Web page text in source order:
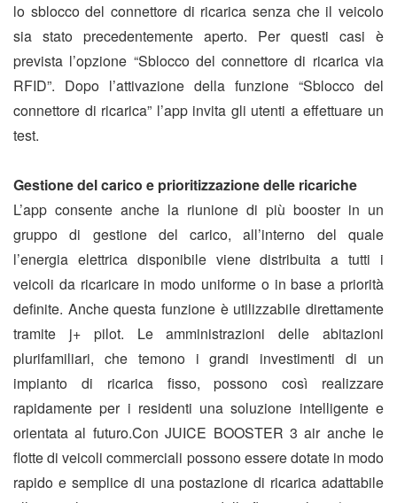
lo sblocco del connettore di ricarica senza che il veicolo
sia stato precedentemente aperto. Per questi casi è
prevista l’opzione “Sblocco del connettore di ricarica via
RFID”. Dopo l’attivazione della funzione “Sblocco del
connettore di ricarica” l’app invita gli utenti a effettuare un
test.
Gestione del carico e prioritizzazione delle ricariche
L’app consente anche la riunione di più booster in un
gruppo di gestione del carico, all’interno del quale
l’energia elettrica disponibile viene distribuita a tutti i
veicoli da ricaricare in modo uniforme o in base a priorità
definite. Anche questa funzione è utilizzabile direttamente
tramite j+ pilot. Le amministrazioni delle abitazioni
plurifamiliari, che temono i grandi investimenti di un
impianto di ricarica fisso, possono così realizzare
rapidamente per i residenti una soluzione intelligente e
orientata al futuro.Con JUICE BOOSTER 3 air anche le
flotte di veicoli commerciali possono essere dotate in modo
rapido e semplice di una postazione di ricarica adattabile